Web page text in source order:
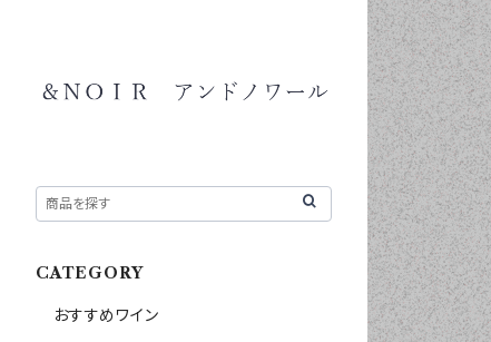
CATEGORY
おすすめワイン